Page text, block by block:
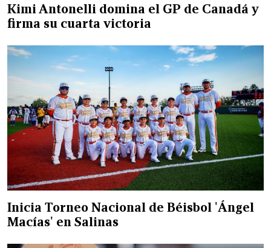
Kimi Antonelli domina el GP de Canadá y
firma su cuarta victoria
Inicia Torneo Nacional de Béisbol 'Ángel
Macías' en Salinas